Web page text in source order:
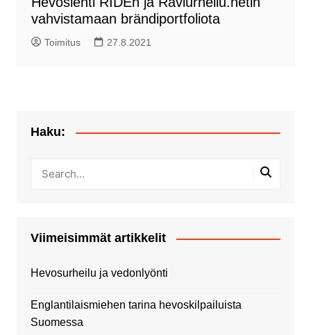
vahvistamaan brändiportfoliota
Toimitus 27.8.2021
Haku:
Viimeisimmät artikkelit
Hevosurheilu ja vedonlyönti
Englantilaismiehen tarina hevoskilpailuista
Suomessa